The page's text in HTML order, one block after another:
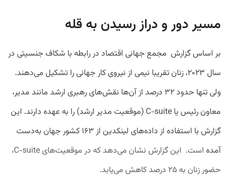
مسیر دور و دراز رسیدن به قله
بر اساس گزارش مجمع جهانی اقتصاد در رابطه با شکاف جنسیتی در
سال ۲۰۲۳، زنان تقریبا نیمی از نیروی کار جهانی را تشکیل می‌دهند.
ولی تنها حدود ۳۲ درصد از آن‌ها نقش‌های رهبری ارشد مانند مدیر،
معاون رئیس یا C-suite (موقعیت مدیر ارشد) را به عهده دارند. این
گزارش با استفاده از داده‌های لینکدین از ۱۶۳ کشور جهان به‌دست
آمده است. این گزارش
نشان می‌دهد که در موقعیت‌های C-suite،
حضور زنان به ۲۵ درصد کاهش می‌یابد.